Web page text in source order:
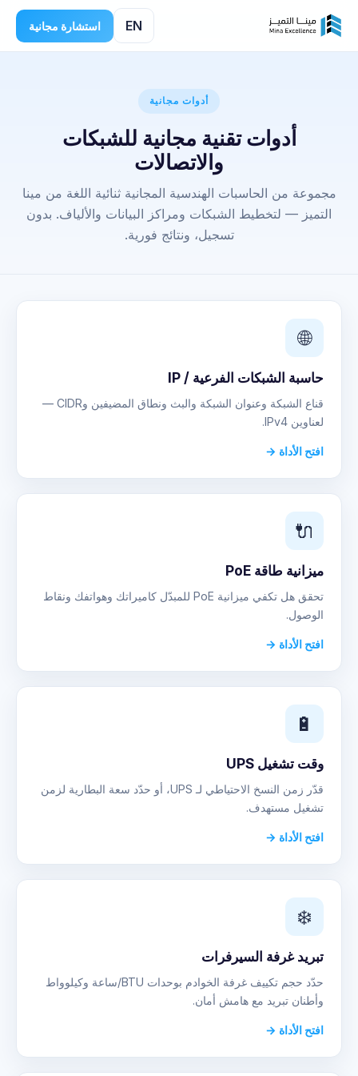
EN استشارة مجانية
أدوات مجانية
أدوات تقنية مجانية للشبكات
والاتصالات
مجموعة من الحاسبات الهندسية المجانية ثنائية اللغة من مينا
التميز — لتخطيط الشبكات ومراكز البيانات والألياف. بدون
تسجيل، ونتائج فورية.
🌐
حاسبة الشبكات الفرعية / IP
قناع الشبكة وعنوان الشبكة والبث ونطاق المضيفين وCIDR —
لعناوين IPv4.
افتح الأداة →
🔌
ميزانية طاقة PoE
تحقق هل تكفي ميزانية PoE للمبدّل كاميراتك وهواتفك ونقاط
الوصول.
افتح الأداة →
🔋
وقت تشغيل UPS
قدّر زمن النسخ الاحتياطي لـ UPS، أو حدّد سعة البطارية لزمن
تشغيل مستهدف.
افتح الأداة →
❄️
تبريد غرفة السيرفرات
حدّد حجم تكييف غرفة الخوادم بوحدات BTU/ساعة وكيلوواط
وأطنان تبريد مع هامش أمان.
افتح الأداة →